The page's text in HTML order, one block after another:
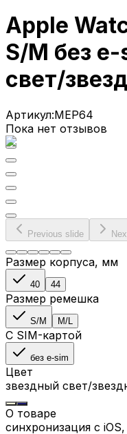
Apple
S/M без
свет/
Артикул:MEP64
Пока нет отзывов
Previous slide
Размер корпуса, мм
40 44
Размер ремешка
S/M M/L
С SIM-картой
без e-sim
Цвет
звездный свет/
О товаре
синхронизация с